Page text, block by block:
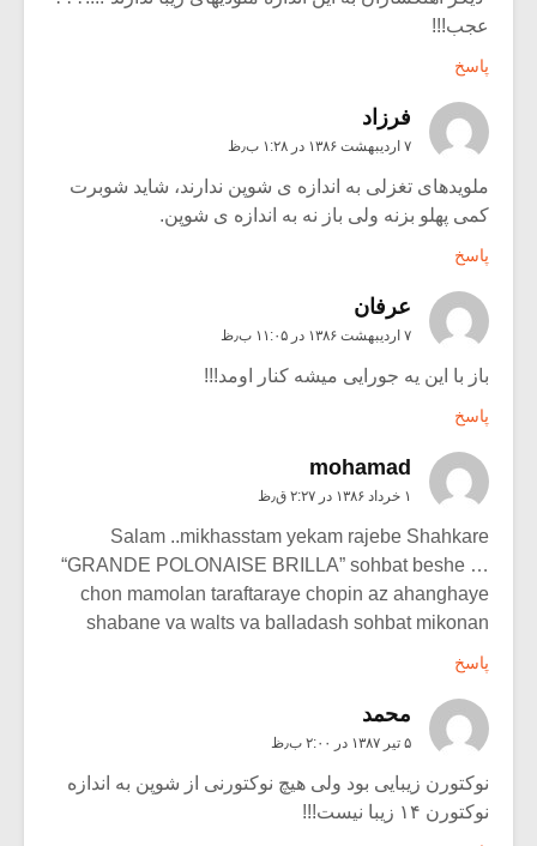
عجب!!!
پاسخ
فرزاد
۷ اردیبهشت ۱۳۸۶ در ۱:۲۸ ب٫ظ
ملویدهای تغزلی به اندازه ی شوپن ندارند، شاید شوبرت
کمی پهلو بزنه ولی باز نه به اندازه ی شوپن.
پاسخ
عرفان
۷ اردیبهشت ۱۳۸۶ در ۱۱:۰۵ ب٫ظ
باز با این یه جورایی میشه کنار اومد!!!
پاسخ
mohamad
۱ خرداد ۱۳۸۶ در ۲:۲۷ ق٫ظ
Salam ..mikhasstam yekam rajebe Shahkare
“GRANDE POLONAISE BRILLA” sohbat beshe …
chon mamolan taraftaraye chopin az ahanghaye
shabane va walts va balladash sohbat mikonan
پاسخ
محمد
۵ تیر ۱۳۸۷ در ۲:۰۰ ب٫ظ
نوکتورن زیبایی بود ولی هیچ نوکتورنی از شوپن به اندازه
نوکتورن ۱۴ زیبا نیست!!!